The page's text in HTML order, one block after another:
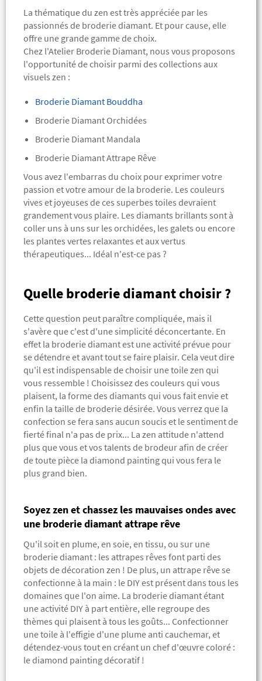
La thématique du zen est très appréciée par les
passionnés de broderie diamant. Et pour cause, elle
offre une grande gamme de choix.
Chez l'Atelier Broderie Diamant, nous vous proposons
l'opportunité de choisir parmi des collections aux
visuels zen :
Broderie Diamant Bouddha
Broderie Diamant Orchidées
Broderie Diamant Mandala
Broderie Diamant Attrape Rêve
Vous avez l'embarras du choix pour exprimer votre
passion et votre amour de la broderie. Les couleurs
vives et joyeuses de ces superbes toiles devraient
grandement vous plaire. Les diamants brillants sont à
coller uns à uns sur les orchidées, les galets ou encore
les plantes vertes relaxantes et aux vertus
thérapeutiques... Idéal n'est-ce pas ?
Quelle broderie diamant choisir ?
Cette question peut paraître compliquée, mais il
s'avère que c'est d'une simplicité déconcertante. En
effet la broderie diamant est une activité prévue pour
se détendre et avant tout se faire plaisir. Cela veut dire
qu'il est indispensable de choisir une toile zen qui
vous ressemble ! Choisissez des couleurs qui vous
plaisent, la forme des diamants qui vous fait envie et
enfin la taille de broderie désirée. Vous verrez que la
confection se fera sans aucun soucis et le sentiment de
fierté final n'a pas de prix... La zen attitude n'attend
plus que vous et vos talents de brodeur afin de créer
de toute pièce la diamond painting qui vous fera le
plus grand bien.
Soyez zen et chassez les mauvaises ondes avec
une broderie diamant attrape rêve
Qu'il soit en plume, en soie, en tissu, ou sur une
broderie diamant : les attrapes rêves font parti des
objets de décoration zen ! De plus, un attrape rêve se
confectionne à la main : le DIY est présent dans tous les
domaines que l'on aime. La broderie diamant étant
une activité DIY à part entière, elle regroupe des
thèmes qui plaisent à tous les goûts... Confectionner
une toile à l'effigie d'une plume anti cauchemar, et
détendez-vous tout en créant un chef d'œuvre coloré :
le diamond painting décoratif !